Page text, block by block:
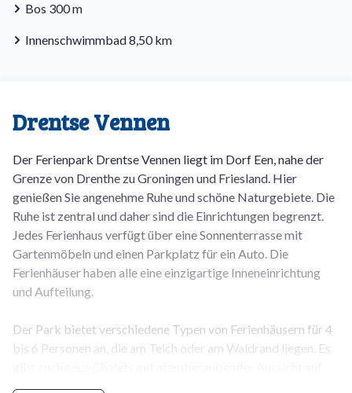
Bos 300 m
Innenschwimmbad 8,50 km
Drentse Vennen
Der Ferienpark Drentse Vennen liegt im Dorf Een, nahe der
Grenze von Drenthe zu Groningen und Friesland. Hier
genießen Sie angenehme Ruhe und schöne Naturgebiete. Die
Ruhe ist zentral und daher sind die Einrichtungen begrenzt.
Jedes Ferienhaus verfügt über eine Sonnenterrasse mit
Gartenmöbeln und einen Parkplatz für ein Auto. Die
Ferienhäuser haben alle eine einzigartige Inneneinrichtung
und Aufteilung.
Der Park bietet verschiedene Typen von Ferienhäusern für 4
bis 6 Personen an, die am Teich oder am Waldrand liegen. Es
die Heidelandschaft. Mit dem Fahrrad sind die gemütlichen